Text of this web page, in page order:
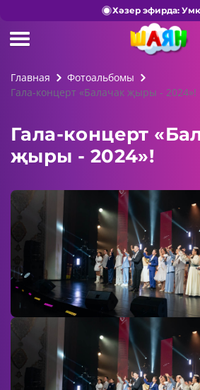
Хәзер эфирда:
Главная
Фотоальбомы
Гала-концерт «Балачак җыры - 2024»!
Гала-концерт
җыры - 2024»!